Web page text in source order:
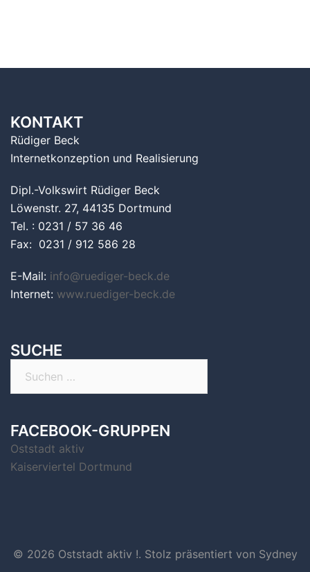
KONTAKT
Rüdiger Beck
Internetkonzeption und Realisierung
Dipl.-Volkswirt Rüdiger Beck
Löwenstr. 27, 44135 Dortmund
Tel. : 0231 / 57 36 46
Fax: 0231 / 912 586 28
E-Mail: info@ruediger-beck.de
Internet: www.ruediger-beck.de
SUCHE
FACEBOOK-GRUPPEN
Oststadt aktiv
Kaiserviertel Dortmund
© 2026 Oststadt aktiv !. Stolz präsentiert von Sydney